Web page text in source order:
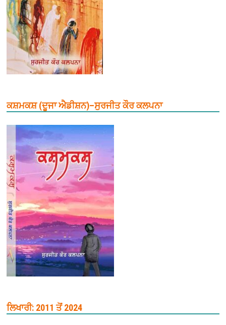
ਕਸ਼ਮਕਸ਼ (ਦੂਜਾ ਐਡੀਸ਼ਨ)–ਸੁਰਜੀਤ ਕੌਰ ਕਲਪਨਾ
ਲਿਖਾਰੀ: 2011 ਤੋਂ 2024